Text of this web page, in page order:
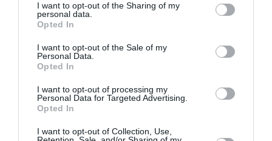
I want to opt-out of the Sharing of my
personal data.
Opted In
I want to opt-out of the Sale of my
Personal Data.
Opted In
I want to opt-out of processing my
Personal Data for Targeted Advertising.
Opted In
I want to opt-out of Collection, Use,
normal.”
Andi Rădiu
Articolul anterior
Agresate de propriul partener
A înjunghiat un albanez și l-a acuzat de